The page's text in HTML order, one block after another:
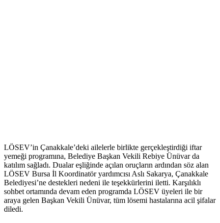
LÖSEV’in Çanakkale’deki ailelerle birlikte gerçekleştirdiği iftar
yemeği programına, Belediye Başkan Vekili Rebiye Ünüvar da
katılım sağladı. Dualar eşliğinde açılan oruçların ardından söz alan
LÖSEV Bursa İl Koordinatör yardımcısı Aslı Sakarya, Çanakkale
Belediyesi’ne destekleri nedeni ile teşekkürlerini iletti. Karşılıklı
sohbet ortamında devam eden programda LÖSEV üyeleri ile bir
araya gelen Başkan Vekili Ünüvar, tüm lösemi hastalarına acil şifalar
diledi.